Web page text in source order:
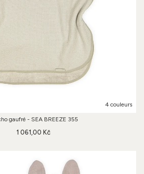
4 couleurs
gaufré - SEA BREEZE 355
1 061,00 Kč